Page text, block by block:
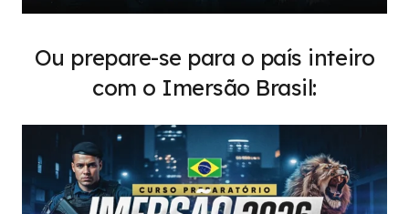
Ou prepare-se para o país inteiro
com o Imersão Brasil: